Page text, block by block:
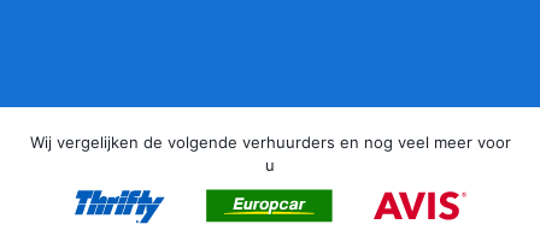
Wij vergelijken de volgende verhuurders en nog veel meer voor
u